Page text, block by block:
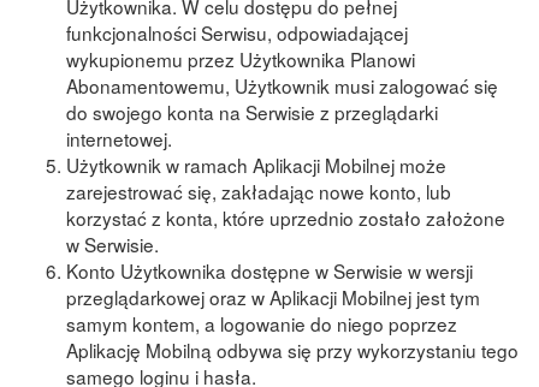
Użytkownika. W celu dostępu do pełnej
funkcjonalności Serwisu, odpowiadającej
wykupionemu przez Użytkownika Planowi
Abonamentowemu, Użytkownik musi zalogować się
do swojego konta na Serwisie z przeglądarki
internetowej.
Użytkownik w ramach Aplikacji Mobilnej może
zarejestrować się, zakładając nowe konto, lub
korzystać z konta, które uprzednio zostało założone
w Serwisie.
Konto Użytkownika dostępne w Serwisie w wersji
przeglądarkowej oraz w Aplikacji Mobilnej jest tym
samym kontem, a logowanie do niego poprzez
Aplikację Mobilną odbywa się przy wykorzystaniu tego
samego loginu i hasła.